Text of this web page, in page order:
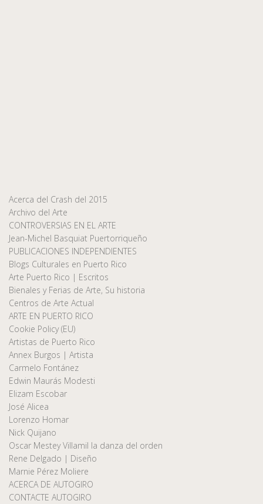
Acerca del Crash del 2015
Archivo del Arte
CONTROVERSIAS EN EL ARTE
Jean-Michel Basquiat Puertorriqueño
PUBLICACIONES INDEPENDIENTES
Blogs Culturales en Puerto Rico
Arte Puerto Rico | Escritos
Bienales y Ferias de Arte, Su historia
Centros de Arte Actual
ARTE EN PUERTO RICO
Cookie Policy (EU)
Artistas de Puerto Rico
Annex Burgos | Artista
Carmelo Fontánez
Edwin Maurás Modesti
Elizam Escobar
José Alicea
Lorenzo Homar
Nick Quijano
Oscar Mestey Villamil la danza del orden
Rene Delgado | Diseño
Marnie Pérez Moliere
ACERCA DE AUTOGIRO
CONTACTE AUTOGIRO